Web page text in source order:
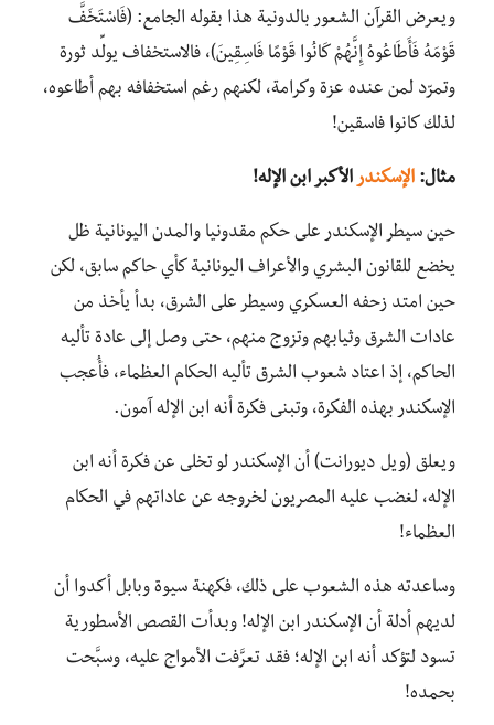
ويعرض القرآن الشعور بالدونية هذا بقوله الجامع: (فَاسْتَخَفَّ
قَوْمَهُ فَأَطَاعُوهُ إِنَّهُمْ كَانُوا قَوْمًا فَاسِقِينَ)، فالاستخفاف يولِّد ثورة
وتمرّد لمن عنده عزة وكرامة، لكنهم رغم استخفافه بهم أطاعوه،
لذلك كانوا فاسقين!
مثال: الإسكندرالأكبر ابن الإله!
حين سيطر الإسكندر على حكم مقدونيا والمدن اليونانية ظل
يخضع للقانون البشري والأعراف اليونانية كأي حاكم سابق، لكن
حين امتد زحفه العسكري وسيطر على الشرق، بدأ يأخذ من
عادات الشرق وثيابهم وتزوج منهم، حتى وصل إلى عادة تأليه
الحاكم، إذ اعتاد شعوب الشرق تأليه الحكام العظماء، فأُعجب
الإسكندر بهذه الفكرة، وتبنى فكرة أنه ابن الإله آمون.
ويعلق (ويل ديورانت) أن الإسكندر لو تخلى عن فكرة أنه ابن
الإله، لغضب عليه المصريون لخروجه عن عاداتهم في الحكام
العظماء!
وساعدته هذه الشعوب على ذلك، فكهنة سيوة وبابل أكدوا أن
لديهم أدلة أن الإسكندر ابن الإله! وبدأت القصص الأسطورية
تسود لتؤكد أنه ابن الإله؛ فقد تعرَّفت الأمواج عليه، وسبَّحت
بحمده!